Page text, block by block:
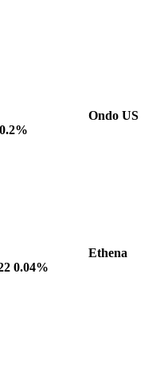
Ondo US
0.2%
Ethena
0.04%